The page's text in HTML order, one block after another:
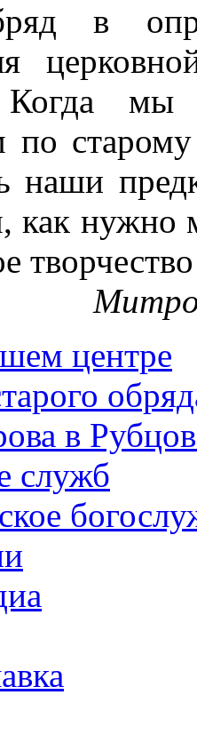
в
Когда мы
по
наши
как нужно
центре
в
служб